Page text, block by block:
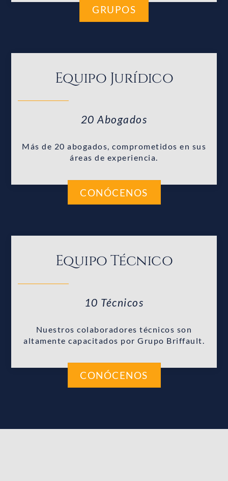
GRUPOS
Equipo Jurídico
20 Abogados
Más de 20 abogados, comprometidos en sus
áreas de experiencia.
CONÓCENOS
Equipo Técnico
10 Técnicos
Nuestros colaboradores técnicos son
altamente capacitados por Grupo Briffault.
CONÓCENOS